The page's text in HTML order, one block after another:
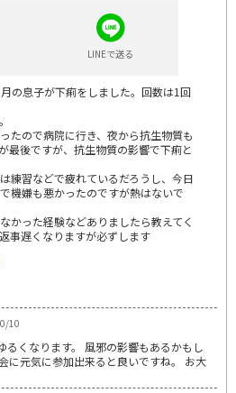
LINEで送る
の息子が下痢をしました。回数は1回
たので病院に行き、夜から抗生物質も
最後ですが、抗生物質の影響で下痢と
練習などで疲れているだろうし、今日
機嫌も悪かったのですが熱はないで
かった経験などありましたら教えてく
事遅くなりますが必ずします
10
るくなります。 風邪の影響もあるかもし
に元気に参加出来ると良いですね。 お大